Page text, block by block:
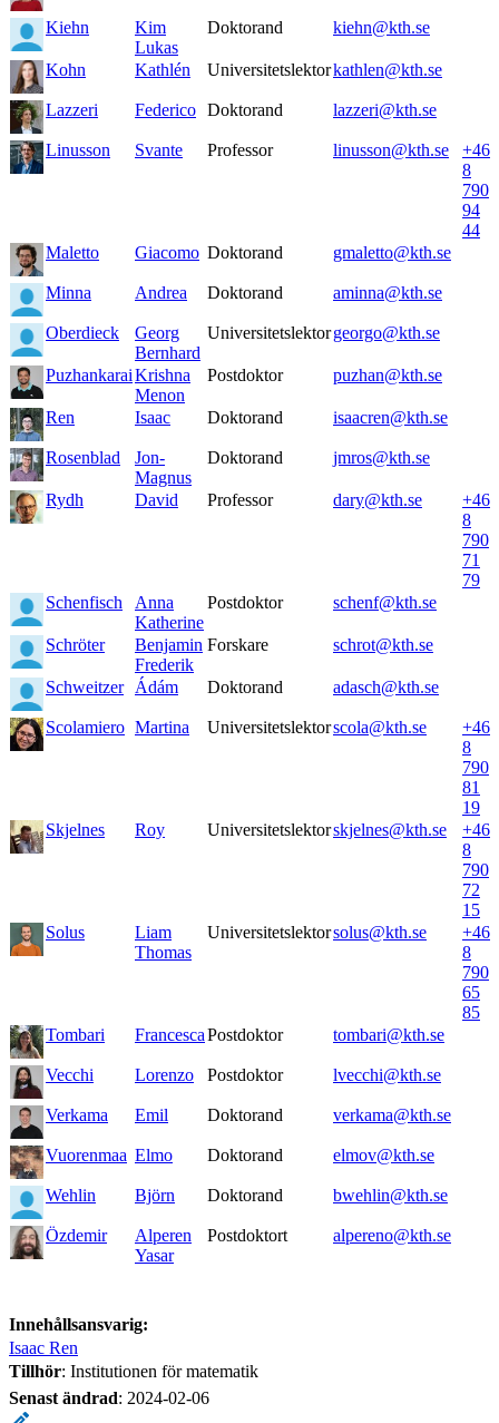
Kiehn
Kim
Lukas
Doktorand kiehn@kth.se
Kohn Kathlén Universitetslektorkathlen@kth.se
Lazzeri Federico Doktorand lazzeri@kth.se
Linusson Svante Professor linusson@kth.se
+46
8
790
94
44
Maletto
Giacomo Doktorand gmaletto@kth.se
Minna Andrea Doktorand aminna@kth.se
Oberdieck
Georg
Bernhard
Universitetslektorgeorgo@kth.se
PuzhankaraiKrishna
Menon
Postdoktor puzhan@kth.se
Ren Isaac Doktorand isaacren@kth.se
Rosenblad
Jon-
Magnus
Doktorand jmros@kth.se
Rydh David Professor dary@kth.se
+46
8
790
71
79
Schenfisch
Anna
Katherine
Postdoktor schenf@kth.se
Schröter
Benjamin
Frederik
Forskare schrot@kth.se
Schweitzer Ádám Doktorand adasch@kth.se
Scolamiero Martina Universitetslektorscola@kth.se
+46
8
790
81
19
Skjelnes
Roy Universitetslektorskjelnes@kth.se
+46
8
790
72
15
Solus
Liam
Thomas
Universitetslektorsolus@kth.se
+46
8
790
65
85
Tombari
FrancescaPostdoktor tombari@kth.se
Vecchi Lorenzo Postdoktor lvecchi@kth.se
Verkama Emil Doktorand verkama@kth.se
Vuorenmaa Elmo Doktorand elmov@kth.se
Wehlin Björn Doktorand bwehlin@kth.se
Özdemir
Alperen
Yasar
Postdoktort alpereno@kth.se
Innehållsansvarig:
Isaac Ren
Tillhör: Institutionen för matematik
Senast ändrad: 2024-02-06